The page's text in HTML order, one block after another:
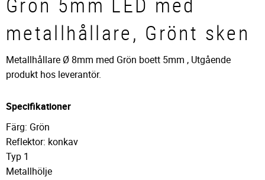
metallhållare, Grönt sken
Metallhållare Ø 8mm med Grön boett 5mm , Utgående
produkt hos leverantör.
Specifikationer
Färg: Grön
Reflektor: konkav
Typ 1
Metallhölje